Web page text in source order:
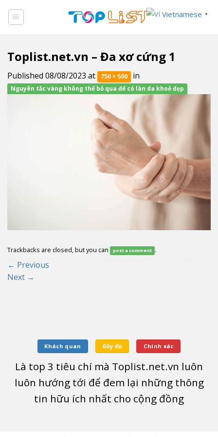
Toplist.net.vn – Đa xơ cứng 1
Published 08/08/2023 at 750 × 500 in
Nguyên tắc vàng không thể bỏ qua để có làn da khoẻ đẹp
Trackbacks are closed, but you can post a comment .
← Previous
Next →
Khách quan Đầy đủ Chính xác
Là top 3 tiêu chí mà Toplist.net.vn luôn
luôn hướng tới để đem lại những thông
tin hữu ích nhất cho cộng đồng
Vietnamese ▼